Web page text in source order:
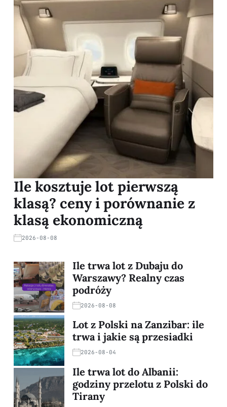
Ile kosztuje lot pierwszą
klasą? ceny i porównanie z
klasą ekonomiczną
2026-08-08
Ile trwa lot z Dubaju do
Warszawy? Realny czas
podróży
2026-08-08
Lot z Polski na Zanzibar: ile
trwa i jakie są przesiadki
2026-08-04
Ile trwa lot do Albanii:
godziny przelotu z Polski do
Tirany